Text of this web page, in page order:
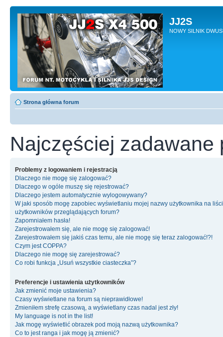
JJ2S
NOWY SILNIK
Strona główna forum
Najczęściej zadawane
Problemy z logowaniem i rejestracją
Dlaczego nie mogę się zalogować?
Dlaczego w ogóle muszę się rejestrować?
Dlaczego jestem automatycznie wylogowywany?
W jaki sposób mogę zapobiec wyświetlaniu mojej nazwy użytkownika na
użytkowników przeglądających forum?
Zapomniałem hasła!
Zarejestrowałem się, ale nie mogę się zalogować!
Zarejestrowałem się jakiś czas temu, ale nie mogę się teraz zalogować!?!
Czym jest COPPA?
Dlaczego nie mogę się zarejestrować?
Co robi funkcja „Usuń wszystkie ciasteczka”?
Preferencje i ustawienia użytkowników
Jak zmienić moje ustawienia?
Czasy wyświetlane na forum są nieprawidłowe!
Zmieniłem strefę czasową, a wyświetlany czas nadal jest zły!
My language is not in the list!
Jak mogę wyświetlić obrazek pod moją nazwą użytkownika?
Co to jest ranga i jak mogę ją zmienić?